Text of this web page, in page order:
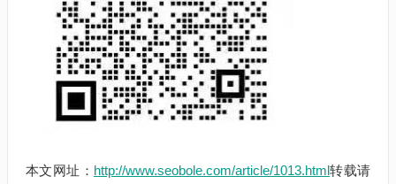
本文网址： http://www.seobole.com/article/1013.html转载请